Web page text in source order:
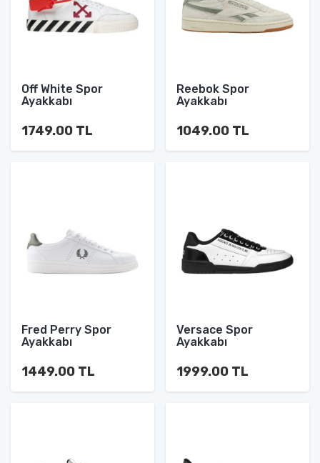
Off White Spor
Ayakkabı
1749.00 TL
Reebok Spor
Ayakkabı
1049.00 TL
Fred Perry Spor
Ayakkabı
1449.00 TL
Versace Spor
Ayakkabı
1999.00 TL